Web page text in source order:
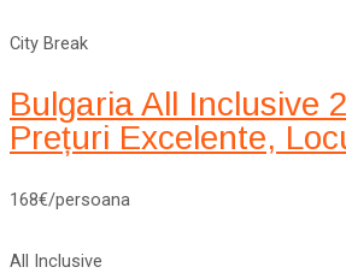
City Break
Bulgaria All Inclusive
Prețuri Excelente,
168€/persoana
All Inclusive